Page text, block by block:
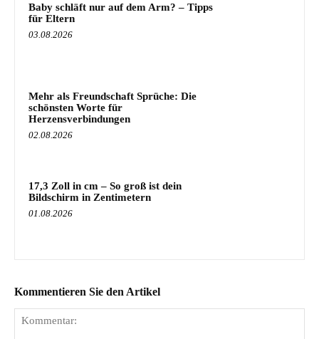
Baby schläft nur auf dem Arm? – Tipps
für Eltern
03.08.2026
Mehr als Freundschaft Sprüche: Die
schönsten Worte für
Herzensverbindungen
02.08.2026
17,3 Zoll in cm – So groß ist dein
Bildschirm in Zentimetern
01.08.2026
Kommentieren Sie den Artikel